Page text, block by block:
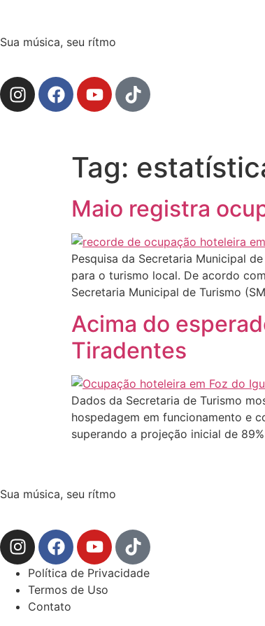
Sua música, seu rítmo
Tag:
Maio registra
Pesquisa da Secretaria Municipal
para o turismo local. De acordo
Secretaria Municipal de Turismo
Acima do
Tiradentes
Dados da Secretaria de Turismo
hospedagem em funcionamento e
superando a projeção inicial de
Sua música, seu rítmo
Política de Privacidade
Termos de Uso
Contato